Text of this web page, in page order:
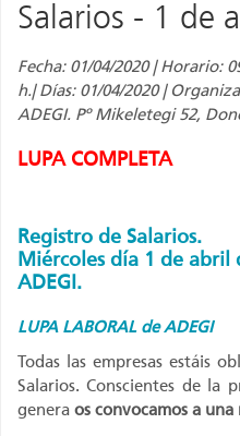
empresa
MasSalarios - 1 de
Fecha: 01/04/2020 | Horario:
h.| Días: 01/04/2020 |
ADEGI. Pº Mikeletegi 52,
LUPA COMPLETA
Registro de Salarios.
Miércoles día 1 de abril
ADEGI.
LUPA LABORAL de ADEGI
Todas las empresas estáis
Salarios. Conscientes de la
genera os convocamos a una